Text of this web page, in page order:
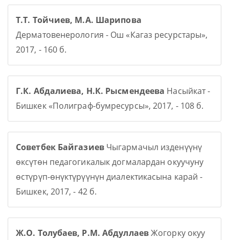
Т.Т. Тойчиев, М.А. Шарипова
Дерматовенерология - Ош «Кагаз ресурстары»,
2017, - 160 б.
Г.К. Абдалиева, Н.К. Рысмендеева Насыйкат -
Бишкек «Полиграф-бумресурсы», 2017, - 108 б.
Советбек БайгазиевЧыгармачыл изденүүнү
өксүтөн педагогикалык догмалардан окуучуну
өстүрүп-өнүктүрүүнүн диалектикасына карай -
Бишкек, 2017, - 42 б.
Ж.О. Толубаев, Р.М. АбдуллаевЖогорку окуу